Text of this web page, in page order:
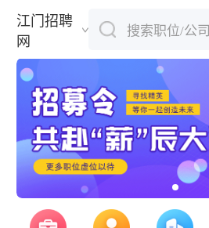
江门招聘
网
搜索职位/公司
下拉刷新